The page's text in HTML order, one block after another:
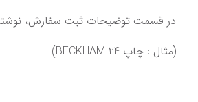
در قسمت توضیحات ثبت سفارش،
(مثال : چاپ BECKHAM 24)